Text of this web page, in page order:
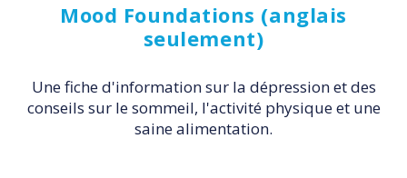
Mood Foundations (anglais
seulement)
Une fiche d'information sur la dépression et des
conseils sur le sommeil, l'activité physique et une
saine alimentation.